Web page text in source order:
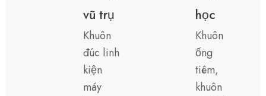
vũ trụ
Khuôn
đúc linh
kiện
máy
học
Khuôn
ống
tiêm,
khuôn